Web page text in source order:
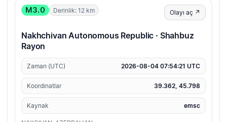
M3.0 Derinlik: 12 km Olayı aç ↗
Nakhchivan Autonomous Republic · Shahbuz
Rayon
Zaman (UTC) 2026-08-04 07:54:21 UTC
Koordinatlar 39.362, 45.798
Kaynak emsc